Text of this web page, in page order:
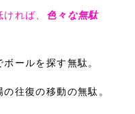
れば、 色々な無駄
ールを探す無駄。
往復の移動の無駄。